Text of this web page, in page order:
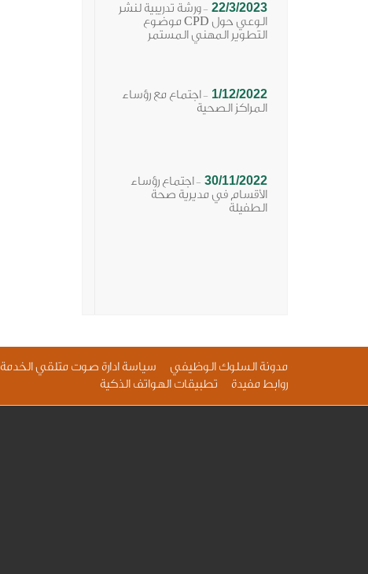
22/3/2023
- ورشة تدريبية لنشر
الوعي حول CPD موضوع
التطوير المهني المستمر
1/12/2022
- اجتماع مع رؤساء
المراكز الصحية
30/11/2022
- اجتماع رؤساء
الأقسام في مديرية صحة
الطفيلة
مدونة السلوك الوظيفي سياسة ادارة صوت متلقي الخدمة
روابط مفيدة
تطبيقات الهواتف الذكية